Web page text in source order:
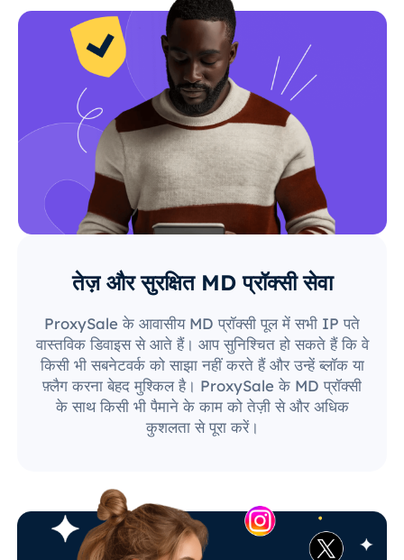
तेज़ और सुरक्षित MD प्रॉक्सी सेवा
ProxySale के आवासीय MD प्रॉक्सी पूल में सभी IP पते
वास्तविक डिवाइस से आते हैं। आप सुनिश्चित हो सकते हैं कि वे
किसी भी सबनेटवर्क को साझा नहीं करते हैं और उन्हें ब्लॉक या
फ़्लैग करना बेहद मुश्किल है। ProxySale के MD प्रॉक्सी
के साथ किसी भी पैमाने के काम को तेज़ी से और अधिक
कुशलता से पूरा करें।